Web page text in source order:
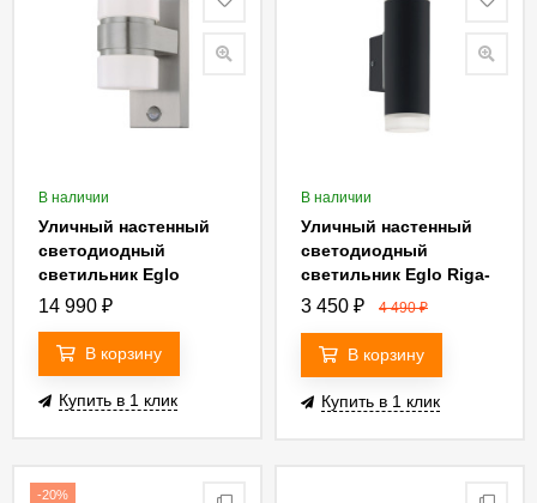
В наличии
Уличный настенный
светодиодный
светильник Eglo
Atollari 96277
14 990 ₽
В корзину
Купить в 1 клик
В наличии
Уличный настенный
светодиодный
светильник Eglo Riga-
Led 96505
3 450 ₽ 4 490₽
В корзину
Купить в 1 клик
-20%